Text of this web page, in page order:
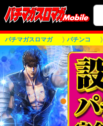
パチマガスロマガ パチンコ